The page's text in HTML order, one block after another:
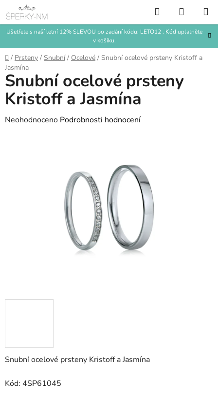
na
obsah
Ušetřete s naší letní 12% SLEVOU po zadání kódu: LETO12 . Kód uplatněte
v košíku.
Hledat
KOŠÍK
Domů
/ Prsteny / Snubní / Ocelové / Snubní ocelové prsteny Kristoff a
Jasmína
Snubní ocelové prsteny Kristoff a Jasmína
Kód: 4SP61045
Snubní ocelové prsteny
Kristoff a Jasmína
Průměrné
Neohodnoceno Podrobnosti hodnocení